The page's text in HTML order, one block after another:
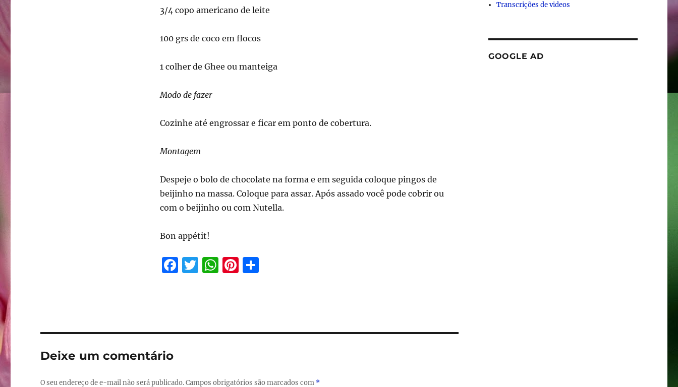
3/4 copo americano de leite
100 grs de coco em flocos
1 colher de Ghee ou manteiga
Modo de fazer
Cozinhe até engrossar e ficar em ponto de cobertura.
Montagem
Despeje o bolo de chocolate na forma e em seguida coloque pingos de
beijinho na massa. Coloque para assar. Após assado você pode cobrir ou
com o beijinho ou com Nutella.
Bon appétit!
F
b
k
T
r
W
A
Pi
st
S
Deixe um comentário
O seu endereço de e-mail não será publicado.Campos obrigatórios são marcados com *
Transcrições de videos
GOOGLE AD